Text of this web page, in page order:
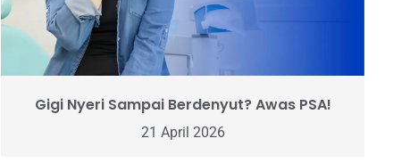
Gigi Nyeri Sampai Berdenyut? Awas PSA!
21 April 2026